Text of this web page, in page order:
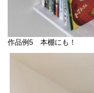
作品例5 本棚にも！